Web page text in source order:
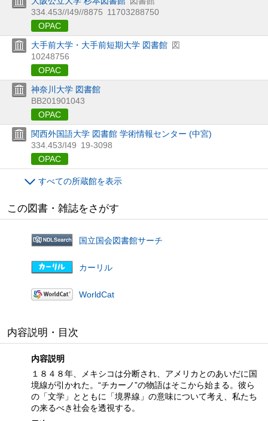
334.453//I49//8875 11703288750
OPAC
大手前大学・大手前短期大学 図書館 図
10248756
OPAC
神奈川大学 図書館
BB201901043
OPAC
関西外国語大学 図書館 学術情報センター (中宮)
334.453/I49 19-3098
OPAC
すべての所蔵館を表示
この図書・雑誌をさがす
国立国会図書館サーチ
カーリル
WorldCat
内容説明・目次
内容説明
１８４８年、メキシコは分断され、アメリカとのあいだに国
境線が引かれた。“チカーノ”の物語はそこから始まる。彼ら
の「文学」とともに「境界線」の意味について考え、私たち
の来るべき社会を透視する。